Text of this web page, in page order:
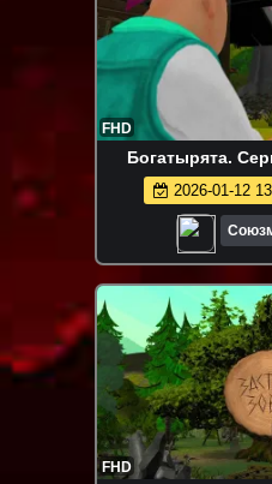
FHD
Богатырята.
2026-01-12
FHD